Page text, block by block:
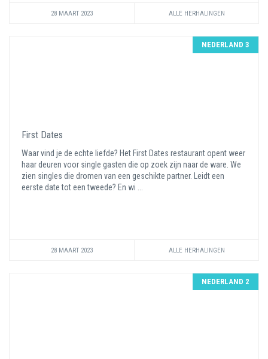
28 MAART 2023 ALLE HERHALINGEN
NEDERLAND 3
First Dates
Waar vind je de echte liefde? Het First Dates restaurant opent weer
haar deuren voor single gasten die op zoek zijn naar de ware. We
zien singles die dromen van een geschikte partner. Leidt een
eerste date tot een tweede? En wi ...
28 MAART 2023 ALLE HERHALINGEN
NEDERLAND 2